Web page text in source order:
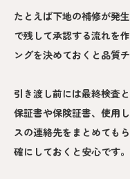
たとえば下地の補修が発
で残して承認する流れを
ングを決めておくと品質
引き渡し前には最終検査
保証書や保険証書、使用
スの連絡先をまとめても
確にしておくと安心です。